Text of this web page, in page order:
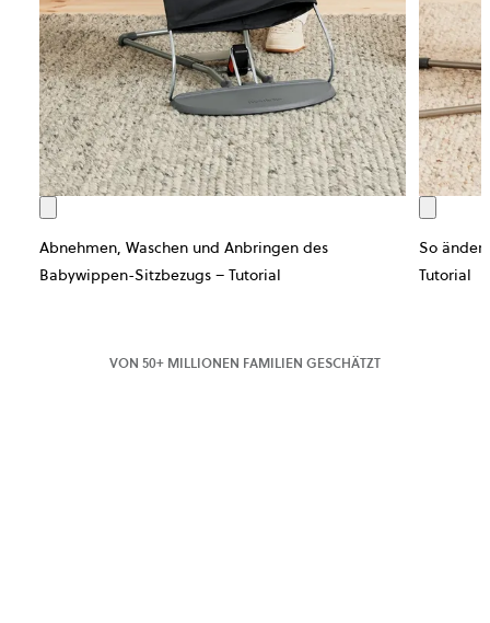
Abnehmen, Waschen und Anbringen des
Babywippen-Sitzbezugs – Tutorial
So
Tutorial
VON 50+ MILLIONEN FAMILIEN GESCHÄTZT